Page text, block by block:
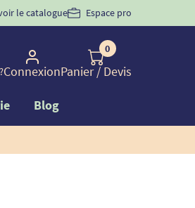
d'incontinence
le catalogue Espace pro
Connexion
0
Panier/ Devis
Blog